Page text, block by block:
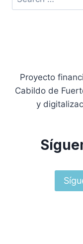
for:
Proyecto
Cabildo de
y